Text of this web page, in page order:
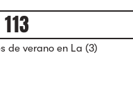
de verano en La (3)